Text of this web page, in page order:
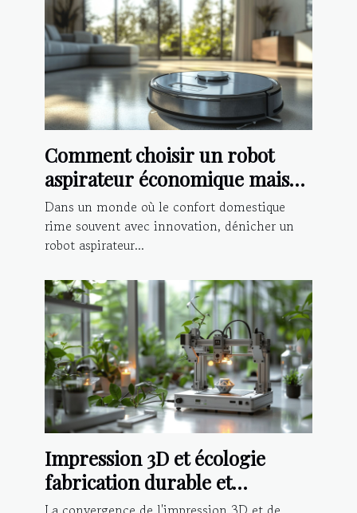
Comment choisir un robot
aspirateur économique mais
performant en 2025 ?
Dans un monde où le confort domestique
rime souvent avec innovation, dénicher un
robot aspirateur...
Impression 3D et écologie
fabrication durable et
innovation des matériaux en